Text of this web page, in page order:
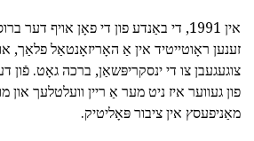
אין 1991, די באַנדע פון די פאָן אויף
זענען ראָוטייטיד אין אַ האָריזאָנטאַל פלאַך,
צוגעגעבן צו די ינסקריפּשאַן, ברכה גאָט. פֿון
פון געווער איז ניט מער אַ ריין וועלטלעך און
מאַניפעסץ אין ציבור פּאָליטיק.